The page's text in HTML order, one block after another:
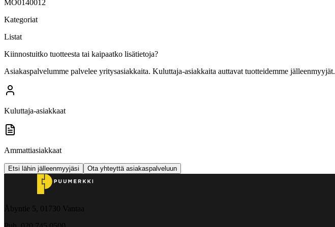
MO0140012
Kategoriat
Listat
Kiinnostuitko tuotteesta tai kaipaatko lisätietoja?
Asiakaspalvelumme palvelee yritysasiakkaita. Kuluttaja-asiakkaita auttavat tuotteidemme jälleenmyyjät.
Kuluttaja-asiakkaat
Ammattiasiakkaat
Etsi lähin jälleenmyyjäsi Ota yhteyttä asiakaspalveluun
Åbyntie 5, 01730 Vantaa